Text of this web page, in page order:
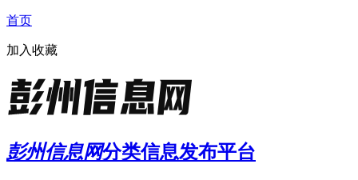
首页
加入收藏
彭州信息网分类信息发布平台